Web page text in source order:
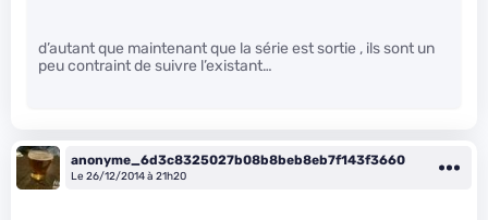
d’autant que maintenant que la série est sortie , ils sont un
peu contraint de suivre l’existant…
anonyme_6d3c8325027b08b8beb8eb7f143f3660
Le 26/12/2014 à 21h20